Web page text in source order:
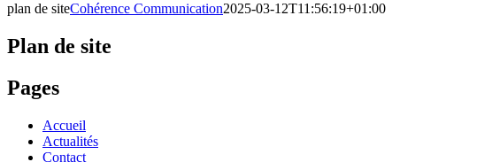
plan de siteCohérence Communication2025-03-12T11:56:19+01:00
Plan de site
Pages
Accueil
Actualités
Contact